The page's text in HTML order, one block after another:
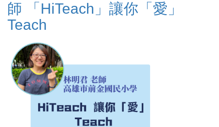
師 「HiTeach」讓你「愛」
Teach